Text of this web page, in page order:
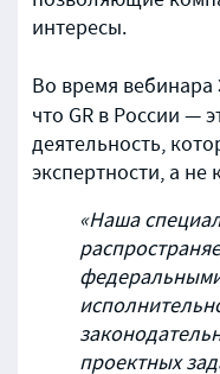
интересы.
Во время вебинара
что GR в России —
деятельность,
экспертности, а не
«Наша
проектных